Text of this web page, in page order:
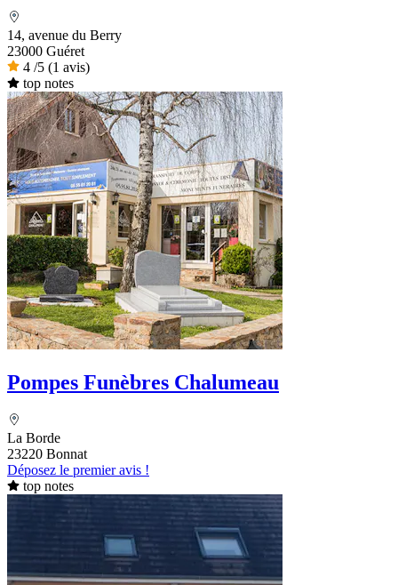
14, avenue du Berry
23000 Guéret
4 /5 (1 avis)
top notes
Pompes Funèbres Chalumeau
La Borde
23220 Bonnat
Déposez le premier avis !
top notes